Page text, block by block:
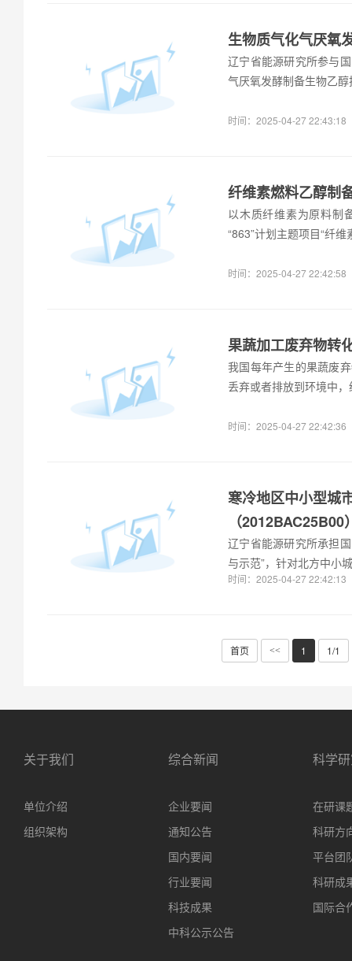
生物质气化气厌氧
辽宁省能源研究所参与
气厌氧发酵制备生物乙醇
时间：2025-04-27 22:43:18
纤维素燃料乙醇制
以木质纤维素为原料制
“863”计划主题项目“纤
时间：2025-04-27 22:42:58
果蔬加工废弃物转
我国每年产生的果蔬废
丢弃或者排放到环境中
时间：2025-04-27 22:42:36
寒冷地区中小型城
（2012BAC25B00
辽宁省能源研究所承担
与示范”，针对北方中小
时间：2025-04-27 22:42:13
首页 << 1 1/1
关于我们
单位介绍
组织架构
综合新闻
企业要闻
通知公告
国内要闻
行业要闻
科技成果
中科公示公告
科学
在研课
科研方
平台团
科研成
国际合